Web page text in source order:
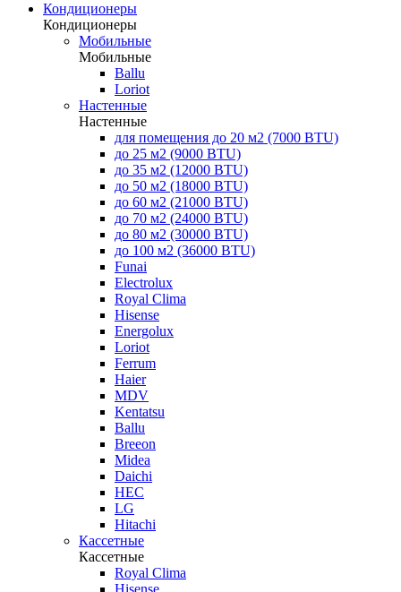
Кондиционеры
Кондиционеры
Мобильные
Мобильные
Ballu
Loriot
Настенные
Настенные
для помещения до 20 м2 (7000 BTU)
до 25 м2 (9000 BTU)
до 35 м2 (12000 BTU)
до 50 м2 (18000 BTU)
до 60 м2 (21000 BTU)
до 70 м2 (24000 BTU)
до 80 м2 (30000 BTU)
до 100 м2 (36000 BTU)
Funai
Electrolux
Royal Clima
Hisense
Energolux
Loriot
Ferrum
Haier
MDV
Kentatsu
Ballu
Breeon
Midea
Daichi
HEC
LG
Hitachi
Кассетные
Кассетные
Royal Clima